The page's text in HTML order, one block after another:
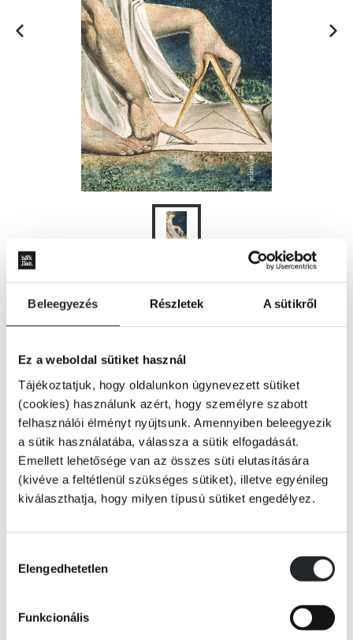
Beleegyezés Részletek A sütikről
Ez a weboldal sütiket használ
Tájékoztatjuk, hogy oldalunkon úgynevezett sütiket
(cookies) használunk azért, hogy személyre szabott
felhasználói élményt nyújtsunk. Amennyiben beleegyezik
a sütik használatába, válassza a sütik elfogadását.
Emellett lehetősége van az összes süti elutasítására
(kivéve a feltétlenül szükséges sütiket), illetve egyénileg
kiválaszthatja, hogy milyen típusú sütiket engedélyez.
kiválasztása
Elengedhetetlen
Funkcionális
ÉRTESÍTÉST KÉREK
Földényi F. László William Blake Newton című metszetéről szóló
esszéjében nemcsak a nagy jelentőségű alkotás és a hozzá kapcsolódó
nyomatsorozat elemzésére vállalkozott, hanem a költő-festő intenzív és
szövevényes mitológiájába is bevezeti az olvasót. Körültekintően
bemutatja Blake-nek a maga korában is renegátnak számító
világszemléletét és a 18-19. század fordulójának szellemi irányzatait,
melyek máig éreztetik hatásukat. Miközben Földényi feltérképezi a
Newton motívumait és Blake költői univerzumát, szinte észrevétlenül
irányítja figyelmünket a ma is égető kérdésre: mégis miben gyökerezik a
jelenkor mindent átszövő otthontalansága?
Tovább